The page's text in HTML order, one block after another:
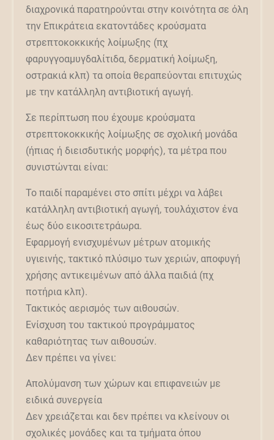
διαχρονικά παρατηρούνται στην κοινότητα σε όλη
την Επικράτεια εκατοντάδες κρούσματα
στρεπτοκοκκικής λοίμωξης (πχ
φαρυγγοαμυγδαλίτιδα, δερματική λοίμωξη,
οστρακιά κλπ) τα οποία θεραπεύονται επιτυχώς
με την κατάλληλη αντιβιοτική αγωγή.
Σε περίπτωση που έχουμε κρούσματα
στρεπτοκοκκικής λοίμωξης σε σχολική μονάδα
(ήπιας ή διεισδυτικής μορφής), τα μέτρα που
συνιστώνται είναι:
Το παιδί παραμένει στο σπίτι μέχρι να λάβει
κατάλληλη αντιβιοτική αγωγή, τουλάχιστον ένα
έως δύο εικοσιτετράωρα.
Εφαρμογή ενισχυμένων μέτρων ατομικής
υγιεινής, τακτικό πλύσιμο των χεριών, αποφυγή
χρήσης αντικειμένων από άλλα παιδιά (πχ
ποτήρια κλπ).
Τακτικός αερισμός των αιθουσών.
Ενίσχυση του τακτικού προγράμματος
καθαριότητας των αιθουσών.
Δεν πρέπει να γίνει:
Απολύμανση των χώρων και επιφανειών με
ειδικά συνεργεία
Δεν χρειάζεται και δεν πρέπει να κλείνουν οι
σχολικές μονάδες και τα τμήματα όπου